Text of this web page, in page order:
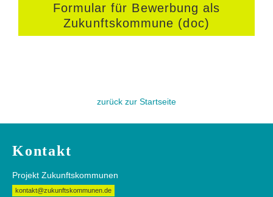
Formular für Bewerbung als
Zukunftskommune (doc)
zurück zur Startseite
Kontakt
Projekt Zukunftskommunen
kontakt@zukunftskommunen.de